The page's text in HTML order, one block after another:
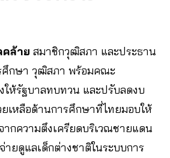
ล้าย สมาชิกวุฒิสภา และประธาน
ศึกษา วุฒิสภา พร้อมคณะ
ให้รัฐบาลทบทวน และปรับลดงบ
เหลือด้านการศึกษาที่ไทยมอบให้
ากความตึงเครียดบริเวณชายแดน
ายดูแลเด็กต่างชาติในระบบการ